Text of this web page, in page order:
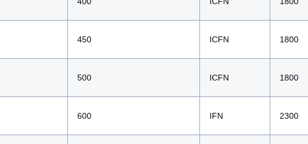
450 ICFN 1800
500 ICFN 1800
600 IFN 2300